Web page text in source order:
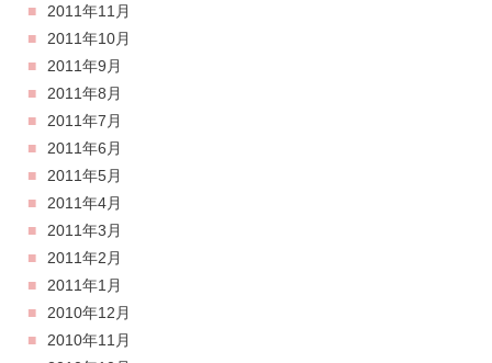
2011年11月
2011年10月
2011年9月
2011年8月
2011年7月
2011年6月
2011年5月
2011年4月
2011年3月
2011年2月
2011年1月
2010年12月
2010年11月